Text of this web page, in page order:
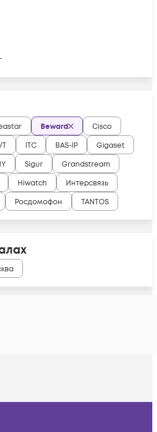
Beward
Cisco
ITC BAS-IP
Gigaset
Sigur
Grandstream
Hiwatch
Интерсвязь
Росдомофон TANTOS